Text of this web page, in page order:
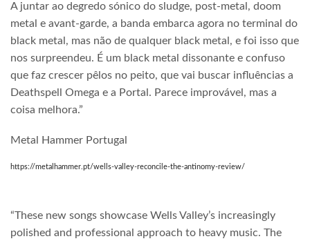
A juntar ao degredo sónico do sludge, post-metal, doom
metal e avant-garde, a banda embarca agora no terminal do
black metal, mas não de qualquer black metal, e foi isso que
nos surpreendeu. É um black metal dissonante e confuso
que faz crescer pêlos no peito, que vai buscar influências a
Deathspell Omega e a Portal. Parece improvável, mas a
coisa melhora.”
Metal Hammer Portugal
https://metalhammer.pt/wells-valley-reconcile-the-antinomy-review/
“These new songs showcase Wells Valley’s increasingly
polished and professional approach to heavy music. The